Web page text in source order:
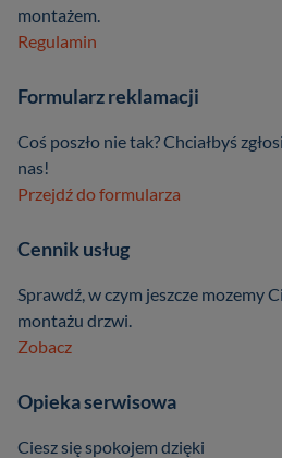
montażem.
Regulamin
Formularz reklamacji
Coś poszło nie tak? Chciałbyś
nas!
Przejdź do formularza
Cennik usług
Sprawdź, w czym jeszcze mozemy
montażu drzwi.
Zobacz
Opieka serwisowa
Ciesz się spokojem dzięki